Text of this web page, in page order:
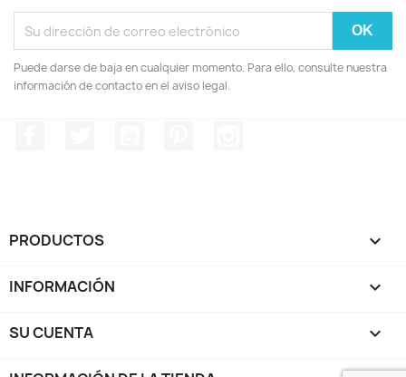
Puede darse de baja en cualquier momento. Para ello, consulte nuestra
información de contacto en el aviso legal.
PRODUCTOS 
INFORMACIÓN 
SU CUENTA 